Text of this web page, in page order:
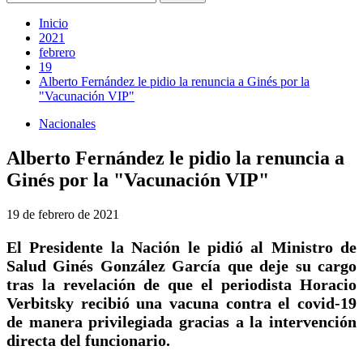
Inicio
2021
febrero
19
Alberto Fernández le pidio la renuncia a Ginés por la
"Vacunación VIP"
Nacionales
Alberto Fernández le pidio la renuncia a
Ginés por la "Vacunación VIP"
19 de febrero de 2021
El Presidente la Nación le pidió al Ministro de
Salud Ginés González García que deje su cargo
tras la revelación de que el periodista Horacio
Verbitsky recibió una vacuna contra el covid-19
de manera privilegiada gracias a la intervención
directa del funcionario.